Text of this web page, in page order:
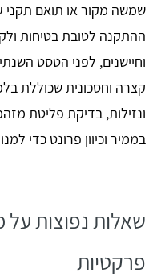
שמשה מקור או תואם תקני
ההתקנה לטובת בטיחות
וחיישנים, לפני הטסט
קצרה וחסכונית שכוללת
ונזילות, בדיקת פליטת
בממיר וכיוון פרונט כדי
שאלות נפוצות על
פרקטיות